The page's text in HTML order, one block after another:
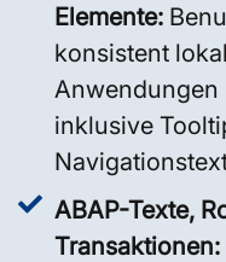
Elemente:
konsistent
Anwendungen
inklusive
ABAP-Texte,
Transaktionen: